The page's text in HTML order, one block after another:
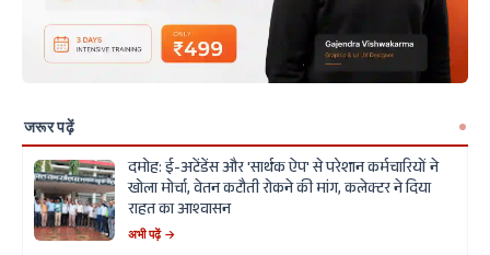
जरूर पढ़ें
दमोह: ई-अटेंडेंस और 'सार्थक ऐप' से परेशान कर्मचारियों ने
खोला मोर्चा, वेतन कटौती रोकने की मांग, कलेक्टर ने दिया
राहत का आश्वासन
अभी पढ़ें →